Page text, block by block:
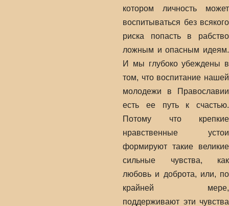
котором личность может
воспитываться без всякого
риска попасть в рабство
ложным и опасным идеям.
И мы глубоко убеждены в
том, что воспитание нашей
молодежи в Православии
есть ее путь к счастью.
Потому что крепкие
нравственные устои
формируют такие великие
сильные чувства, как
любовь и доброта, или, по
крайней мере,
поддерживают эти чувства